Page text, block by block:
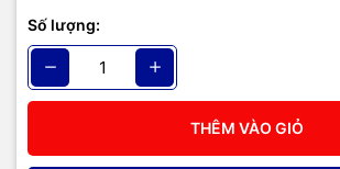
Số lượng:
THÊM VÀO GIỎ